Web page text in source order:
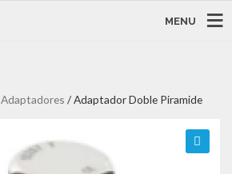
MENU
Adaptadores / Adaptador Doble Piramide